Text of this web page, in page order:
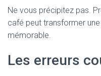
Ne vous précipitez pas.
café peut transformer
mémorable.
Les erreurs